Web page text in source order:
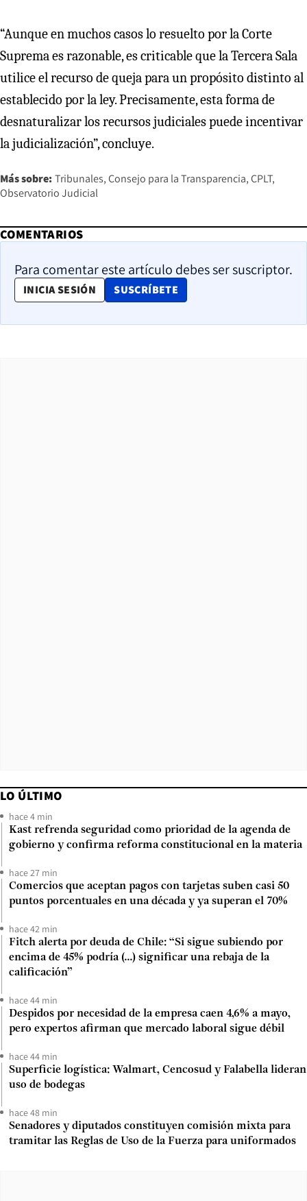
“Aunque en muchos casos lo resuelto por la Corte
Suprema es razonable, es criticable que la Tercera Sala
utilice el recurso de queja para un propósito distinto al
establecido por la ley. Precisamente, esta forma de
desnaturalizar los recursos judiciales puede incentivar
la judicialización”, concluye.
Más sobre: Tribunales Consejo para la Transparencia CPLT
Observatorio Judicial
COMENTARIOS
Para comentar este artículo debes ser suscriptor.
INICIA SESIÓN SUSCRÍBETE
OPENS IN NEW WINDOW
LO ÚLTIMO
hace 4 min
Kast refrenda seguridad como prioridad de la agenda de
gobierno y confirma reforma constitucional en la materia
hace 27 min
Comercios que aceptan pagos con tarjetas suben casi 50
puntos porcentuales en una década y ya superan el 70%
hace 42 min
Fitch alerta por deuda de Chile: “Si sigue subiendo por
encima de 45% podría (...) significar una rebaja de la
calificación”
hace 44 min
Despidos por necesidad de la empresa caen 4,6% a mayo,
pero expertos afirman que mercado laboral sigue débil
hace 44 min
Superficie logística: Walmart, Cencosud y Falabella lideran
uso de bodegas
hace 48 min
Senadores y diputados constituyen comisión mixta para
tramitar las Reglas de Uso de la Fuerza para uniformados